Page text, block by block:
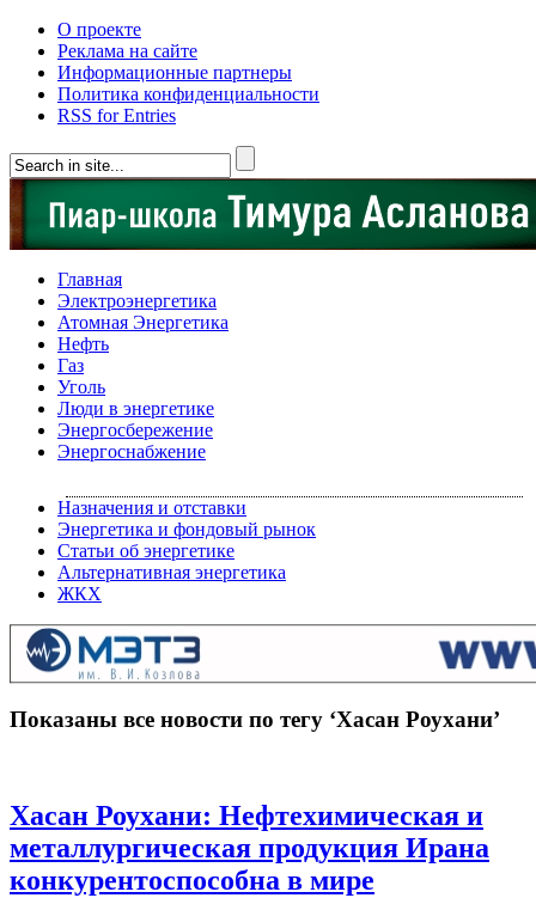
О проекте
Реклама на сайте
Информационные партнеры
Политика конфиденциальности
RSS for Entries
Главная
Электроэнергетика
Атомная Энергетика
Нефть
Газ
Уголь
Люди в энергетике
Энергосбережение
Энергоснабжение
Назначения и отставки
Энергетика и фондовый рынок
Статьи об энергетике
Альтернативная энергетика
ЖКХ
Показаны все новости по тегу ‘Хасан Роухани’
Хасан Роухани: Нефтехимическая и
металлургическая продукция Ирана
конкурентоспособна в мире